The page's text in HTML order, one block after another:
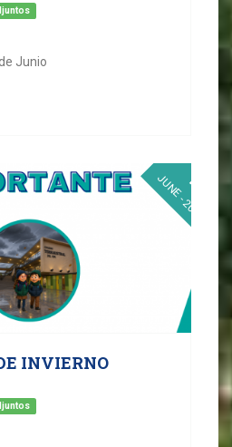
Junio
10
JUNE - 2026
INVIERNO